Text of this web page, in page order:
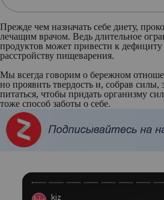
Прежде чем назначать себе диету,
лечащим врачом. Ведь длительное
продуктов может привести к
расстройству пищеварения.
Мы всегда говорим о бережном
но проявить твердость и, собрав силы,
питаться, чтобы придать организму
тоже способ заботы о себе.